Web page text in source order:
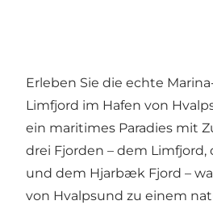
Erleben Sie die echte
Limfjord im Hafen von
ein maritimes Paradies mit
drei Fjorden – dem Limfjord,
und dem Hjarbæk Fjord –
von Hvalpsund zu einem